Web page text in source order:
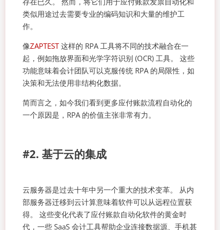
类似用途过去需要专业的编码知识和大量的维护工
作。
像ZAPTEST这样的 RPA 工具将不同的技术融合在一
起，例如拖放界面和光学字符识别 (OCR) 工具。 这些
功能意味着会计团队可以克服传统 RPA 的局限性，如
决策和无法使用非结构化数据。
简而言之，如今我们看到更多应付账款流程自动化的
一个原因是，RPA 的价值主张非常有力。
#2. 基于云的集成
云服务器是过去十年中另一个重大的技术变革。 从内
部服务器迁移到云计算意味着软件可以从远程位置获
得。 这些变化代表了应付账款自动化软件的黄金时
代，一些 SaaS 会计工具帮助企业连接数据源、手机甚